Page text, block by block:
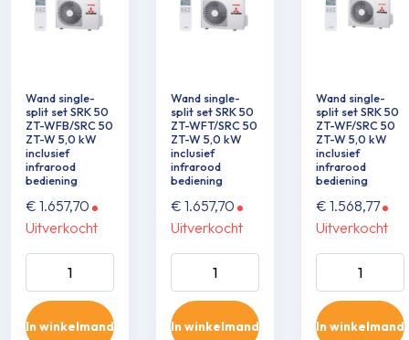
Wand single-
split set SRK 50
ZT-WFB/SRC 50
ZT-W 5,0 kW
inclusief
infrarood
bediening
€ 1.657,70
Uitverkocht
Wand single-split
set SRK 50 ZT-
WFB/SRC 50 ZT-
W 5,0 kW inclusief
In winkelmand
Wand single-
split set SRK 50
ZT-WFT/SRC 50
ZT-W 5,0 kW
inclusief
infrarood
bediening
€ 1.657,70
Uitverkocht
Wand single-split
set SRK 50 ZT-
WFT/SRC 50 ZT-
W 5,0 kW inclusief
In winkelmand
Wand single-
split set SRK 50
ZT-WF/SRC 50
ZT-W 5,0 kW
inclusief
infrarood
bediening
€ 1.568,77
Uitverkocht
Wand single-
set SRK 50
WF/SRC 50
5,0 kW
In winkelmand